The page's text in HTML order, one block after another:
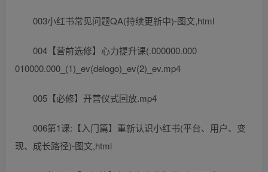
003小红书常见问题QA(持续更新中)-图文,html
004【营前选修】心力提升课(.000000.000
010000.000_(1)_ev(delogo)_ev(2)_ev.mp4
005【必修】开营仪式回放.mp4
006第1课:【入门篇】重新认识小红书(平台、用户、变
现、成长路径)-图文,html